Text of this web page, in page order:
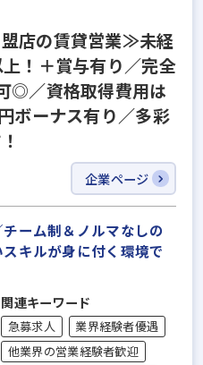
店の賃貸営業≫未経
！＋賞与有り／完全
◎／資格取得費用は
ボーナス有り／多彩
企業ページ
ーム制＆ノルマなしの
キルが身に付く環境で
関連キーワード
急募求人
業界経験者優遇
他業界の営業経験者歓迎